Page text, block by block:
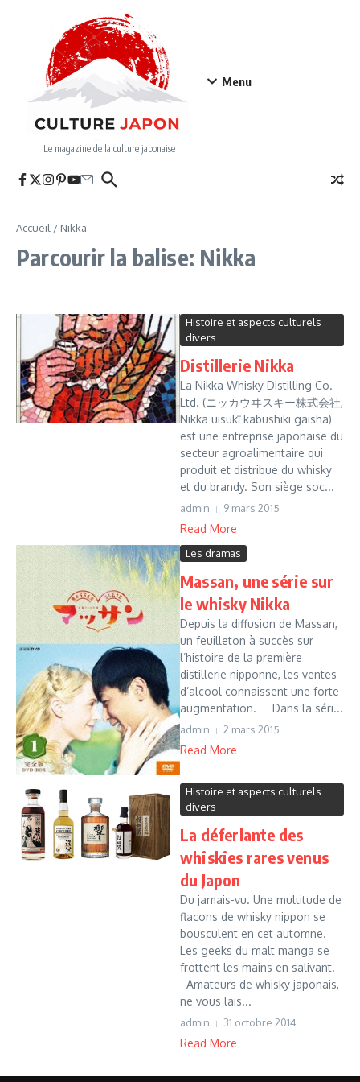
Le magazine de la culture japonaise
Menu
Accueil / Nikka
Parcourir la balise: Nikka
Histoire et aspects culturels
divers
Distillerie Nikka
La Nikka Whisky Distilling Co.
Ltd. (ニッカウヰスキー株式会社,
Nikka uisukī kabushiki gaisha)
est une entreprise japonaise du
secteur agroalimentaire qui
produit et distribue du whisky
et du brandy. Son siège soc...
admin 9 mars 2015
Read More
Les dramas
Massan, une série sur
le whisky Nikka
Depuis la diffusion de Massan,
un feuilleton à succès sur
l’histoire de la première
distillerie nipponne, les ventes
d’alcool connaissent une forte
augmentation. Dans la séri...
admin 2 mars 2015
Read More
Histoire et aspects culturels
divers
La déferlante des
whiskies rares venus
du Japon
Du jamais-vu. Une multitude de
flacons de whisky nippon se
bousculent en cet automne.
Les geeks du malt manga se
frottent les mains en salivant.
Amateurs de whisky japonais,
ne vous lais...
admin 31 octobre 2014
Read More